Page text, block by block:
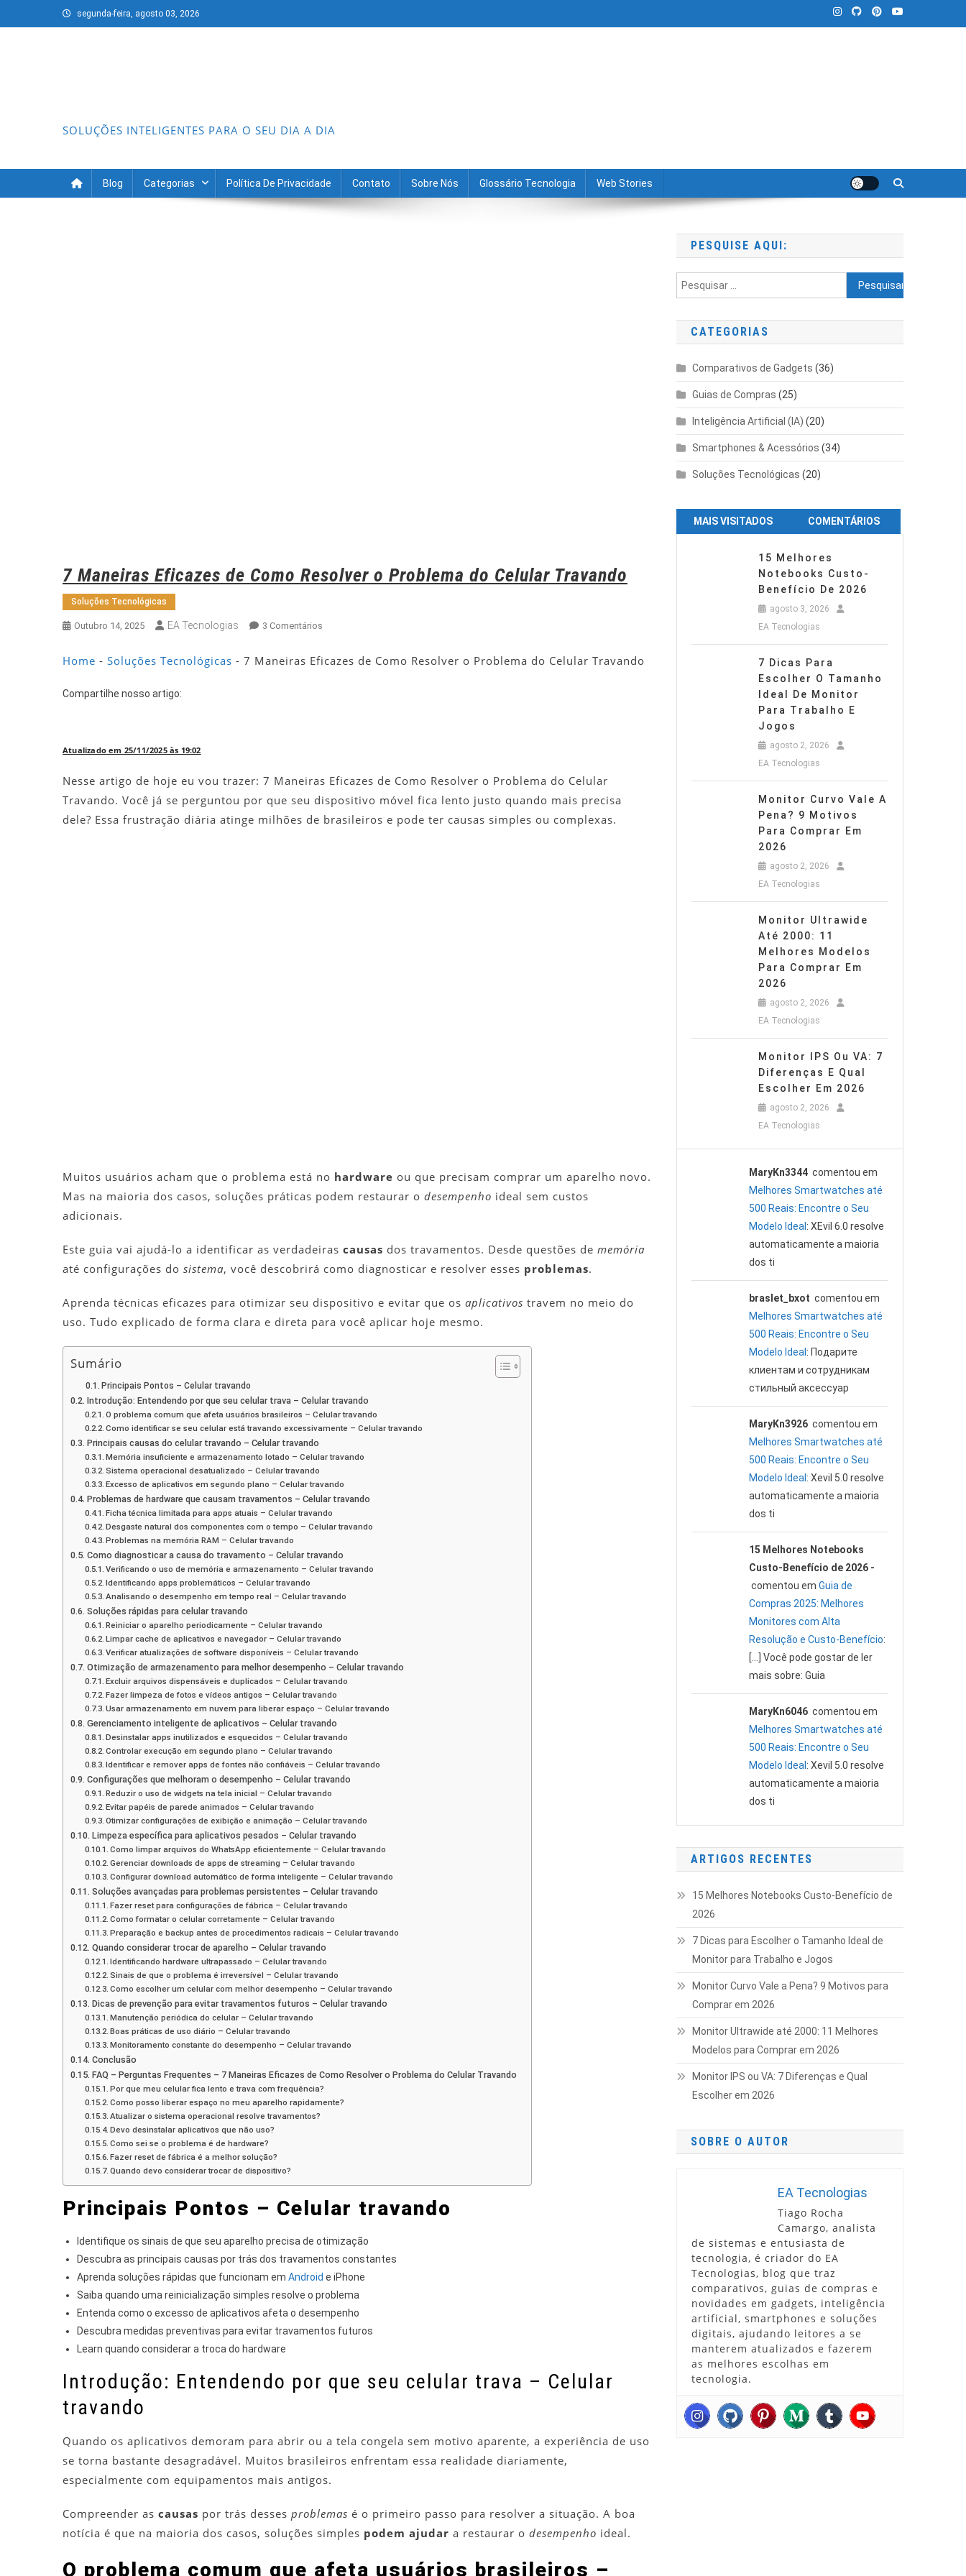
to
segunda-feira, agosto 03, 2026
SOLUÇÕES INTELIGENTES PARA O SEU DIA A DIA
Blog Categorias Política De Privacidade Contato Sobre Nós Glossário Tecnologia Web Stories
7 Maneiras Eficazes de Como Resolver o Problema do Celular Travando
Soluções Tecnológicas
Outubro 14, 2025 EA Tecnologias 3 Comentários
Maneiras
Travando
Home - Soluções Tecnológicas - 7 Maneiras Eficazes de Como Resolver o Problema do Celular Travando
Compartilhe nosso artigo:
Atualizado em 25/11/2025 às 19:02
Nesse artigo de hoje eu vou trazer: 7 Maneiras Eficazes de Como Resolver o Problema do Celular
Travando. Você já se perguntou por que seu dispositivo móvel fica lento justo quando mais precisa
dele? Essa frustração diária atinge milhões de brasileiros e pode ter causas simples ou complexas.
Muitos usuários acham que o problema está no hardware ou que precisam comprar um aparelho novo.
Mas na maioria dos casos, soluções práticas podem restaurar o desempenho ideal sem custos
adicionais.
Este guia vai ajudá-lo a identificar as verdadeiras causas dos travamentos. Desde questões de memória
até configurações do sistema, você descobrirá como diagnosticar e resolver esses problemas.
Aprenda técnicas eficazes para otimizar seu dispositivo e evitar que os aplicativos travem no meio do
uso. Tudo explicado de forma clara e direta para você aplicar hoje mesmo.
Sumário
Principais Pontos – Celular travando
Introdução: Entendendo por que seu celular trava – Celular travando
O problema comum que afeta usuários brasileiros – Celular travando
Como identificar se seu celular está travando excessivamente – Celular travando
Principais causas do celular travando – Celular travando
Memória insuficiente e armazenamento lotado – Celular travando
Sistema operacional desatualizado – Celular travando
Excesso de aplicativos em segundo plano – Celular travando
Problemas de hardware que causam travamentos – Celular travando
Ficha técnica limitada para apps atuais – Celular travando
Desgaste natural dos componentes com o tempo – Celular travando
Problemas na memória RAM – Celular travando
Como diagnosticar a causa do travamento – Celular travando
Verificando o uso de memória e armazenamento – Celular travando
Identificando apps problemáticos – Celular travando
Analisando o desempenho em tempo real – Celular travando
Soluções rápidas para celular travando
Reiniciar o aparelho periodicamente – Celular travando
Limpar cache de aplicativos e navegador – Celular travando
Verificar atualizações de software disponíveis – Celular travando
Otimização de armazenamento para melhor desempenho – Celular travando
Excluir arquivos dispensáveis e duplicados – Celular travando
Fazer limpeza de fotos e vídeos antigos – Celular travando
Usar armazenamento em nuvem para liberar espaço – Celular travando
Gerenciamento inteligente de aplicativos – Celular travando
Desinstalar apps inutilizados e esquecidos – Celular travando
Controlar execução em segundo plano – Celular travando
Identificar e remover apps de fontes não confiáveis – Celular travando
Configurações que melhoram o desempenho – Celular travando
Reduzir o uso de widgets na tela inicial – Celular travando
Evitar papéis de parede animados – Celular travando
Otimizar configurações de exibição e animação – Celular travando
Limpeza específica para aplicativos pesados – Celular travando
Como limpar arquivos do WhatsApp eficientemente – Celular travando
Gerenciar downloads de apps de streaming – Celular travando
Configurar download automático de forma inteligente – Celular travando
Soluções avançadas para problemas persistentes – Celular travando
Fazer reset para configurações de fábrica – Celular travando
Como formatar o celular corretamente – Celular travando
Preparação e backup antes de procedimentos radicais – Celular travando
Quando considerar trocar de aparelho – Celular travando
Identificando hardware ultrapassado – Celular travando
Sinais de que o problema é irreversível – Celular travando
Como escolher um celular com melhor desempenho – Celular travando
Dicas de prevenção para evitar travamentos futuros – Celular travando
Manutenção periódica do celular – Celular travando
Boas práticas de uso diário – Celular travando
Monitoramento constante do desempenho – Celular travando
Conclusão
FAQ – Perguntas Frequentes – 7 Maneiras Eficazes de Como Resolver o Problema do Celular Travando
Por que meu celular fica lento e trava com frequência?
Como posso liberar espaço no meu aparelho rapidamente?
Atualizar o sistema operacional resolve travamentos?
Devo desinstalar aplicativos que não uso?
Como sei se o problema é de hardware?
Fazer reset de fábrica é a melhor solução?
Quando devo considerar trocar de dispositivo?
Principais Pontos – Celular travando
Identifique os sinais de que seu aparelho precisa de otimização
Descubra as principais causas por trás dos travamentos constantes
Aprenda soluções rápidas que funcionam em Android e iPhone
Saiba quando uma reinicialização simples resolve o problema
Entenda como o excesso de aplicativos afeta o desempenho
Descubra medidas preventivas para evitar travamentos futuros
Learn quando considerar a troca do hardware
Introdução: Entendendo por que seu celular trava – Celular
travando
Quando os aplicativos demoram para abrir ou a tela congela sem motivo aparente, a experiência de uso
se torna bastante desagradável. Muitos brasileiros enfrentam essa realidade diariamente,
especialmente com equipamentos mais antigos.
Compreender as causas por trás desses problemas é o primeiro passo para resolver a situação. A boa
notícia é que na maioria dos casos, soluções simples podem ajudar a restaurar o desempenho ideal.
O problema comum que afeta usuários brasileiros –
PESQUISE AQUI:
Pesquisar
por:
CATEGORIAS
Comparativos de Gadgets (36)
Guias de Compras (25)
Inteligência Artificial (IA) (20)
Smartphones & Acessórios (34)
Soluções Tecnológicas (20)
MAIS VISITADOS COMENTÁRIOS
15 Melhores
Notebooks Custo-
Benefício De 2026
agosto 3, 2026
EA Tecnologias
7 Dicas Para
Escolher O Tamanho
Ideal De Monitor
Para Trabalho E
Jogos
agosto 2, 2026
EA Tecnologias
Monitor Curvo Vale A
Pena? 9 Motivos
Para Comprar Em
2026
agosto 2, 2026
EA Tecnologias
Monitor Ultrawide
Até 2000: 11
Melhores Modelos
Para Comprar Em
2026
agosto 2, 2026
EA Tecnologias
Monitor IPS Ou VA: 7
Diferenças E Qual
Escolher Em 2026
agosto 2, 2026
EA Tecnologias
MaryKn3344comentou em
Melhores Smartwatches até
500 Reais: Encontre o Seu
Modelo Ideal : XEvil 6.0 resolve
automaticamente a maioria
dos ti
braslet_bxot comentou em
Melhores Smartwatches até
500 Reais: Encontre o Seu
Modelo Ideal : Подарите
клиентам и сотрудникам
стильный аксессуар
MaryKn3926comentou em
Melhores Smartwatches até
500 Reais: Encontre o Seu
Modelo Ideal : Xevil 5.0 resolve
automaticamente a maioria
dos ti
15 Melhores Notebooks
Custo-Benefício de 2026 -
comentou em Guia de
Compras 2025: Melhores
Monitores com Alta
Resolução e Custo-Benefício:
[…] Você pode gostar de ler
mais sobre: Guia
MaryKn6046comentou em
Melhores Smartwatches até
500 Reais: Encontre o Seu
Modelo Ideal : Xevil 5.0 resolve
automaticamente a maioria
dos ti
ARTIGOS RECENTES
15 Melhores Notebooks Custo-Benefício de
2026
7 Dicas para Escolher o Tamanho Ideal de
Monitor para Trabalho e Jogos
Monitor Curvo Vale a Pena? 9 Motivos para
Comprar em 2026
Monitor Ultrawide até 2000: 11 Melhores
Modelos para Comprar em 2026
Monitor IPS ou VA: 7 Diferenças e Qual
Escolher em 2026
SOBRE O AUTOR
EA Tecnologias
Tiago Rocha
Camargo, analista
de sistemas e entusiasta de
tecnologia, é criador do EA
Tecnologias, blog que traz
comparativos, guias de compras e
novidades em gadgets, inteligência
artificial, smartphones e soluções
digitais, ajudando leitores a se
manterem atualizados e fazerem
as melhores escolhas em
tecnologia.